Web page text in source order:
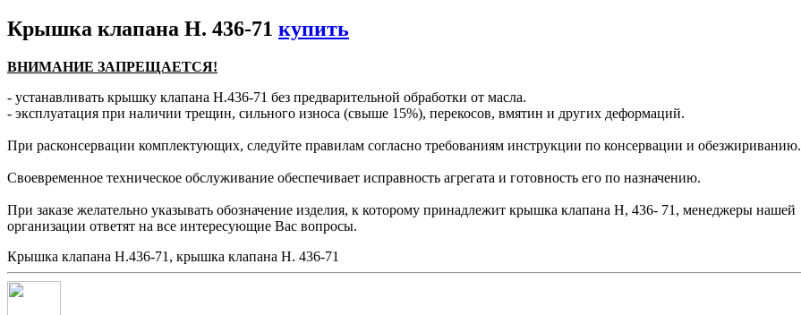
Крышка клапана Н. 436-71 купить
ВНИМАНИЕ ЗАПРЕЩАЕТСЯ!
- устанавливать крышку клапана Н.436-71 без предварительной обработки от масла.
- эксплуатация при наличии трещин, сильного износа (свыше 15%), перекосов, вмятин и других деформаций.
При расконсервации комплектующих, следуйте правилам согласно требованиям инструкции по консервации и обезжириванию.
Своевременное техническое обслуживание обеспечивает исправность агрегата и готовность его по назначению.
При заказе желательно указывать обозначение изделия, к которому принадлежит крышка клапана Н, 436- 71, менеджеры нашей
организации ответят на все интересующие Вас вопросы.
Крышка клапана Н.436-71, крышка клапана Н. 436-71